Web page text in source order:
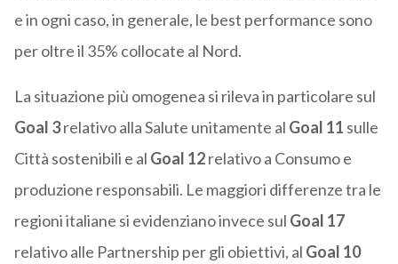
e in ogni caso, in generale, le best performance sono
per oltre il 35% collocate al Nord.
La situazione più omogenea si rileva in particolare sul
Goal 3relativo alla Salute unitamente al Goal 11 sulle
Città sostenibili e al Goal 12relativo a Consumo e
produzione responsabili. Le maggiori differenze tra le
regioni italiane si evidenziano invece sul Goal 17
relativo alle Partnership per gli obiettivi, al Goal 10